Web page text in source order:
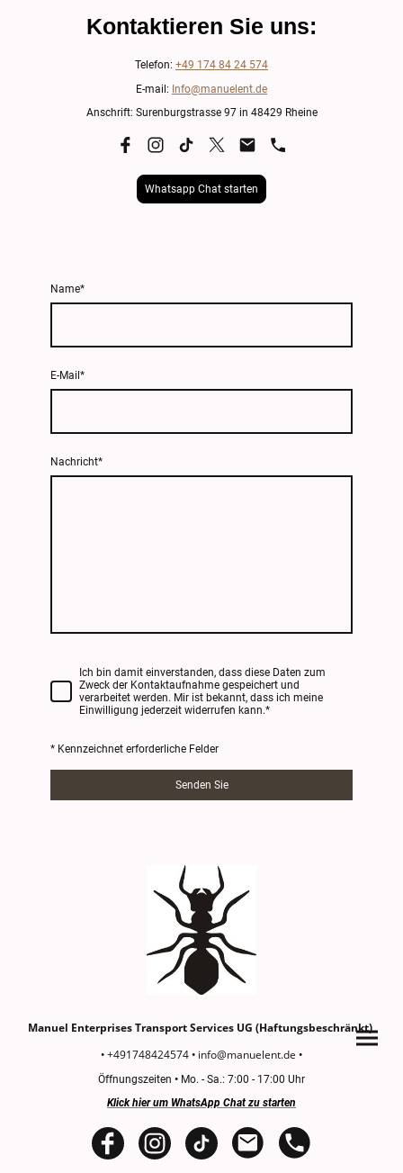
Kontaktieren Sie uns:
Telefon: +49 174 84 24 574
E-mail: Info@manuelent.de
Anschrift: Surenburgstrasse 97 in 48429 Rheine
Whatsapp Chat starten
Name*
E-Mail *
Nachricht*
Ich bin damit einverstanden, dass diese Daten zum
Zweck der Kontaktaufnahme gespeichert und
verarbeitet werden. Mir ist bekannt, dass ich meine
Einwilligung jederzeit widerrufen kann.*
* Kennzeichnet erforderliche Felder
Senden Sie
Manuel Enterprises Transport Services UG (Haftungsbeschränkt)
• +491748424574 • info@manuelent.de •
Öffnungszeiten • Mo. - Sa.: 7:00 - 17:00 Uhr
Klick hier um WhatsApp Chat zu starten